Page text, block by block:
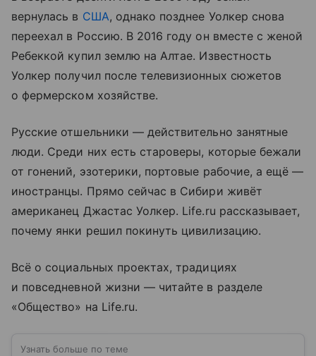
вернулась в США, однако позднее Уолкер снова
переехал в Россию. В 2016 году он вместе с женой
Ребеккой купил землю на Алтае. Известность
Уолкер получил после телевизионных сюжетов
о фермерском хозяйстве.
Русские отшельники — действительно занятные
люди. Среди них есть староверы, которые бежали
от гонений, эзотерики, портовые рабочие, а ещё —
иностранцы. Прямо сейчас в Сибири живёт
американец Джастас Уолкер. Life.ru рассказывает,
почему янки решил покинуть цивилизацию.
Всё о социальных проектах, традициях
и повседневной жизни — читайте в разделе
«Общество» на Life.ru.
Узнать больше по теме